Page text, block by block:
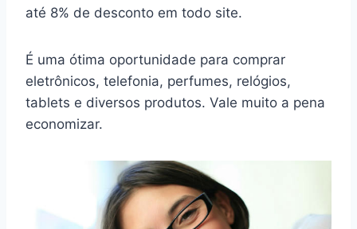
até 8% de desconto em todo site.
É uma ótima oportunidade para comprar
eletrônicos, telefonia, perfumes, relógios,
tablets e diversos produtos. Vale muito a pena
economizar.